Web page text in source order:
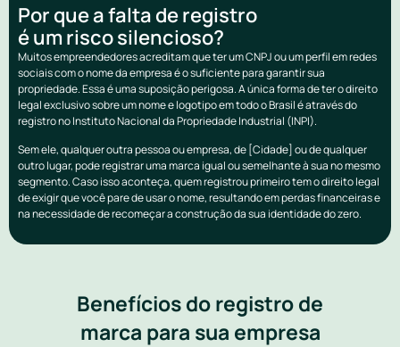
Por que a falta de registro
é um risco silencioso?
Muitos empreendedores acreditam que ter um CNPJ ou um perfil em redes
sociais com o nome da empresa é o suficiente para garantir sua
propriedade. Essa é uma suposição perigosa. A única forma de ter o direito
legal exclusivo sobre um nome e logotipo em todo o Brasil é através do
registro no Instituto Nacional da Propriedade Industrial (INPI).
Sem ele, qualquer outra pessoa ou empresa, de [Cidade] ou de qualquer
outro lugar, pode registrar uma marca igual ou semelhante à sua no mesmo
segmento. Caso isso aconteça, quem registrou primeiro tem o direito legal
de exigir que você pare de usar o nome, resultando em perdas financeiras e
na necessidade de recomeçar a construção da sua identidade do zero.
Benefícios do registro de
marca para sua empresa